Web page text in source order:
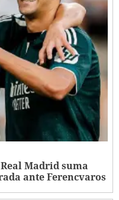
Madrid suma
ante Ferencvaros